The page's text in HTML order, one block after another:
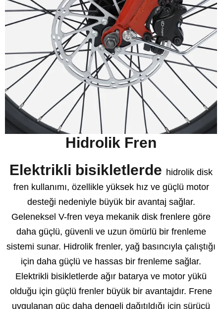
Hidrolik Fren
Elektrikli bisikletlerde hidrolik disk
fren kullanımı, özellikle yüksek hız ve güçlü motor
desteği nedeniyle büyük bir avantaj sağlar.
Geleneksel V-fren veya mekanik disk frenlere göre
daha güçlü, güvenli ve uzun ömürlü bir frenleme
sistemi sunar. Hidrolik frenler, yağ basıncıyla çalıştığı
için daha güçlü ve hassas bir frenleme sağlar.
Elektrikli bisikletlerde ağır batarya ve motor yükü
olduğu için güçlü frenler büyük bir avantajdır. Frene
uygulanan güç daha dengeli dağıtıldığı için sürücü